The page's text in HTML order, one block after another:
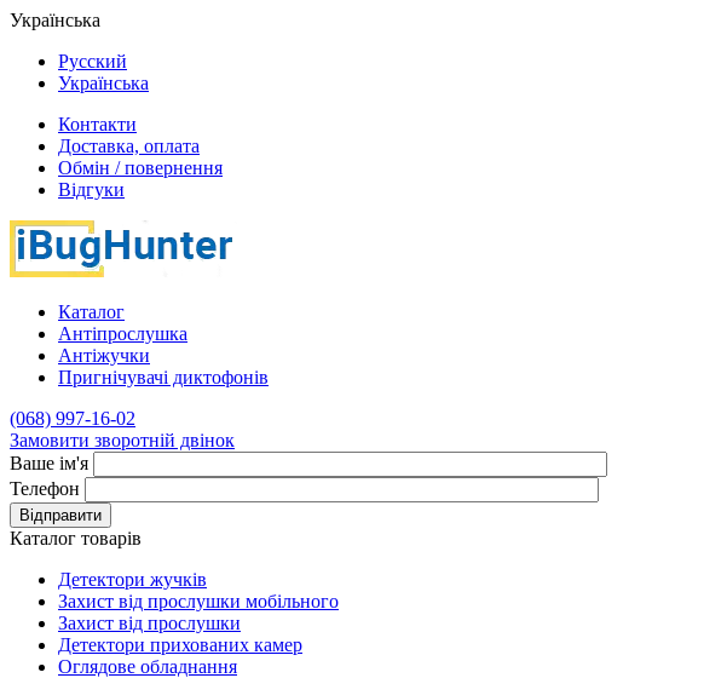
Українська
Русский
Українська
Контакти
Доставка, оплата
Обмін / повернення
Відгуки
Каталог
Антіпрослушка
Антіжучки
Пригнічувачі диктофонів
(068) 997-16-02
Замовити зворотній двінок
Ваше ім'я
Телефон
Відправити
Каталог товарів
Детектори жучків
Захист від прослушки мобільного
Захист від прослушки
Детектори прихованих камер
Оглядове обладнання